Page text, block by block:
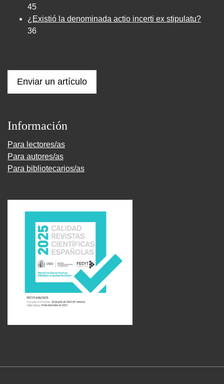
45
¿Existió la denominada actio incerti ex stipulatu?
36
Enviar un artículo
Información
Para lectores/as
Para autores/as
Para bibliotecarios/as